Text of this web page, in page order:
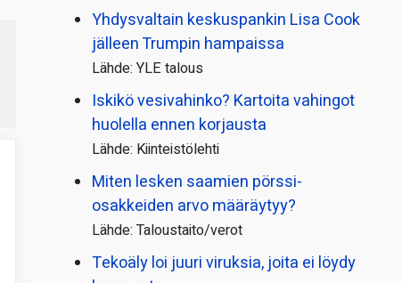
Yhdysvaltain keskuspankin Lisa Cook
jälleen Trumpin hampaissa
Lähde: YLE talous
Iskikö vesivahinko? Kartoita vahingot
huolella ennen korjausta
Lähde: Kiinteistölehti
Miten lesken saamien pörssi­
osakkeiden arvo määräytyy?
Lähde: Taloustaito/verot
Tekoäly loi juuri viruksia, joita ei löydy